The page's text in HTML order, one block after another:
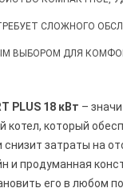
СЛОЖНОГО
ВЫБОРОМ ДЛЯ
PLUS 18 кВт –
котел, который
затраты на
и продуманная
его в любом